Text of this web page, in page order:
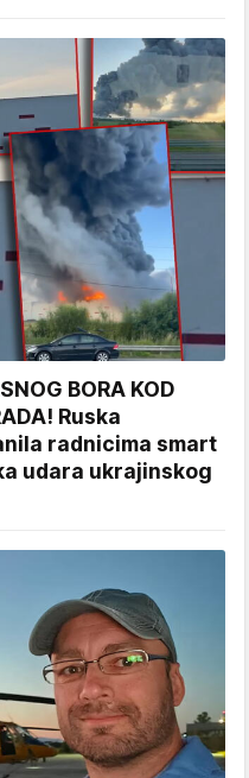
BORA KOD
Ruska
radnicima smart
udara ukrajinskog